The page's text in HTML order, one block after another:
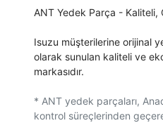
ANT Yedek Parça - Kaliteli,
Isuzu müşterilerine orijinal
olarak sunulan kaliteli ve
markasıdır.
* ANT yedek parçaları,
kontrol süreçlerinden